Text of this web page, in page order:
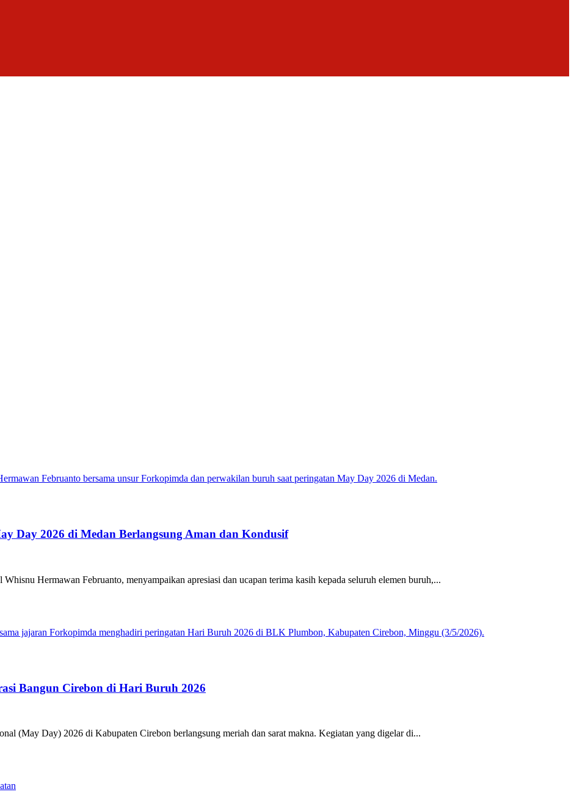
Februanto bersama unsur Forkopimda dan perwakilan buruh saat peringatan May Day 2026 di Medan.
Day 2026 di Medan Berlangsung Aman dan Kondusif
Hermawan Februanto, menyampaikan apresiasi dan ucapan terima kasih kepada seluruh elemen buruh,...
jajaran Forkopimda menghadiri peringatan Hari Buruh 2026 di BLK Plumbon, Kabupaten Cirebon, Minggu (3/5/2026).
Bangun Cirebon di Hari Buruh 2026
(May Day) 2026 di Kabupaten Cirebon berlangsung meriah dan sarat makna. Kegiatan yang digelar di...